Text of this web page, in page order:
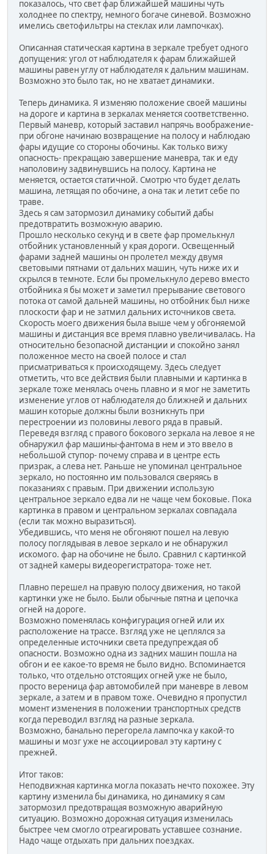
показалось, что свет фар ближайшей машины чуть
холоднее по спектру, немного богаче синевой. Возможно
имелись светофильтры на стеклах или лампочках).
Описанная статическая картина в зеркале требует одного
допущения: угол от наблюдателя к фарам ближайшей
машины равен углу от наблюдателя к дальним машинам.
Возможно это было так, но не хватает динамики.
Теперь динамика. Я изменяю положение своей машины
на дороге и картина в зеркалах меняется соответственно.
Первый маневр, который заставил напрячь воображение-
при обгоне начинаю возвращение на полосу и наблюдаю
фары идущие со стороны обочины. Как только вижу
опасность- прекращаю завершение маневра, так и еду
наполовину задвинувшись на полосу. Картина не
меняется, остается статичной. Смотрю что будет делать
машина, летящая по обочине, а она так и летит себе по
траве.
Здесь я сам затормозил динамику событий дабы
предотвратить возможную аварию.
Прошло несколько секунд и в свете фар промелькнул
отбойник установленный у края дороги. Освещенный
фарами задней машины он пролетел между двумя
световыми пятнами от дальних машин, чуть ниже их и
скрылся в темноте. Если бы промелькнуло дерево вместо
отбойника я бы может и заметил прерывание светового
потока от самой дальней машины, но отбойник был ниже
плоскости фар и не затмил дальних источников света.
Скорость моего движения была выше чем у обгоняемой
машины и дистанция все время плавно увеличивалась. На
относительно безопасной дистанции и спокойно занял
положенное место на своей полосе и стал
присматриваться к происходящему. Здесь следует
отметить, что все действия были плавными и картинка в
зеркале тоже менялась очень плавно и я мог не заметить
изменение углов от наблюдателя до ближней и дальних
машин которые должны были возникнуть при
перестроении из половины левого ряда в правый.
Переведя взгляд с правого бокового зеркала на левое я не
обнаружил фар машины-фантома в нем и это ввело в
небольшой ступор- почему справа и в центре есть
призрак, а слева нет. Раньше не упоминал центральное
зеркало, но постоянно им пользовался сверяясь в
показаниях с правым. При движении использую
центральное зеркало едва ли не чаще чем боковые. Пока
картинка в правом и центральном зеркалах совпадала
(если так можно выразиться).
Убедившись, что меня не обгоняют пошел на левую
полосу поглядывая в левое зеркало и не обнаружил
искомого. фар на обочине не было. Сравнил с картинкой
от задней камеры видеорегистратора- тоже нет.
Плавно перешел на правую полосу движения, но такой
картинки уже не было. Были обычные пятна и цепочка
огней на дороге.
Возможно поменялась конфигурация огней или их
расположение на трассе. Взгляд уже не цеплялся за
определенные источники света предупреждая об
опасности. Возможно одна из задних машин пошла на
обгон и ее какое-то время не было видно. Вспоминается
только, что отдельно отстоящих огней уже не было,
просто вереница фар автомобилей при маневре в левом
зеркале, а затем и в правом тоже. Очевидно я пропустил
момент изменения в положении транспортных средств
когда переводил взгляд на разные зеркала.
Возможно, банально перегорела лампочка у какой-то
машины и мозг уже не ассоциировал эту картину с
прежней.
Итог таков:
Неподвижная картинка могла показать нечто похожее. Эту
картину изменила бы динамика, но динамику я сам
затормозил предотвращая возможную аварийную
ситуацию. Возможно дорожная ситуация изменилась
быстрее чем смогло отреагировать уставшее сознание.
Надо чаще отдыхать при дальних поездках.